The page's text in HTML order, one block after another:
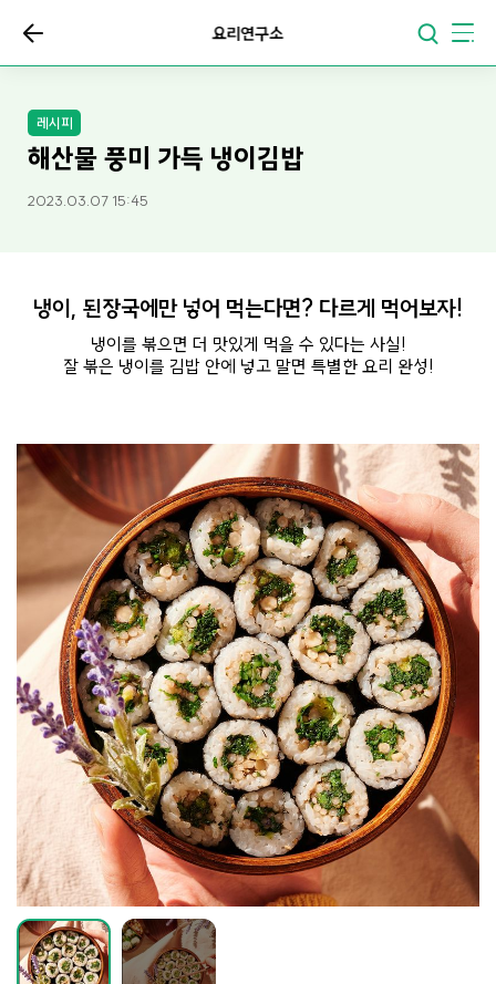
요리연구소
레시피
해산물 풍미 가득 냉이김밥
2023.03.07 15:45
냉이, 된장국에만 넣어 먹는다면? 다르게 먹어보자!
냉이를 볶으면 더 맛있게 먹을 수 있다는 사실!
잘 볶은 냉이를 김밥 안에 넣고 말면 특별한 요리 완성!